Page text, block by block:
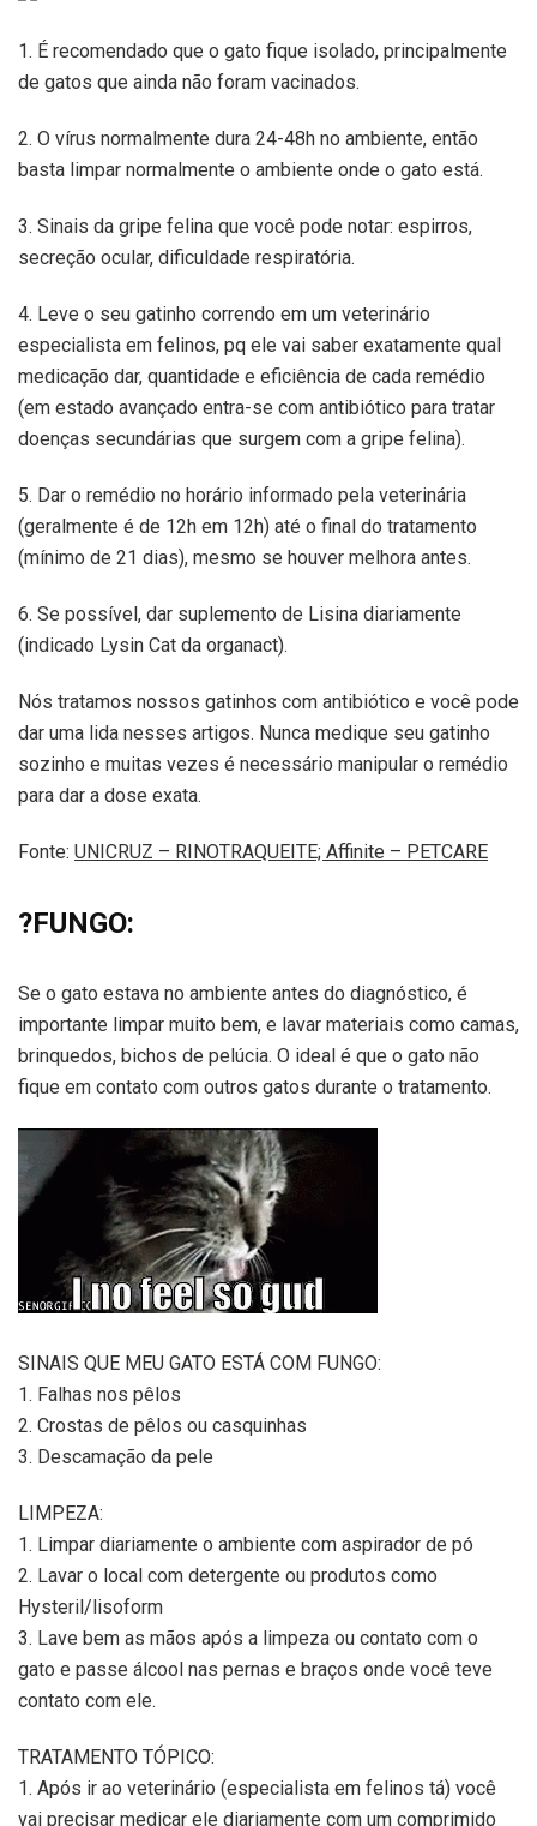
1. É recomendado que o gato fique isolado, principalmente
de gatos que ainda não foram vacinados.
2. O vírus normalmente dura 24-48h no ambiente, então
basta limpar normalmente o ambiente onde o gato está.
3. Sinais da gripe felina que você pode notar: espirros,
secreção ocular, dificuldade respiratória.
4. Leve o seu gatinho correndo em um veterinário
especialista em felinos, pq ele vai saber exatamente qual
medicação dar, quantidade e eficiência de cada remédio
(em estado avançado entra-se com antibiótico para tratar
doenças secundárias que surgem com a gripe felina).
5. Dar o remédio no horário informado pela veterinária
(geralmente é de 12h em 12h) até o final do tratamento
(mínimo de 21 dias), mesmo se houver melhora antes.
6. Se possível, dar suplemento de Lisina diariamente
(indicado Lysin Cat da organact).
Nós tratamos nossos gatinhos com antibiótico e você pode
dar uma lida nesses artigos. Nunca medique seu gatinho
sozinho e muitas vezes é necessário manipular o remédio
para dar a dose exata.
Fonte: UNICRUZ – RINOTRAQUEITE; Affinite – PETCARE
?FUNGO:
Se o gato estava no ambiente antes do diagnóstico, é
importante limpar muito bem, e lavar materiais como camas,
brinquedos, bichos de pelúcia. O ideal é que o gato não
fique em contato com outros gatos durante o tratamento.
SINAIS QUE MEU GATO ESTÁ COM FUNGO:
1. Falhas nos pêlos
2. Crostas de pêlos ou casquinhas
3. Descamação da pele
LIMPEZA:
1. Limpar diariamente o ambiente com aspirador de pó
2. Lavar o local com detergente ou produtos como
Hysteril/lisoform
3. Lave bem as mãos após a limpeza ou contato com o
gato e passe álcool nas pernas e braços onde você teve
contato com ele.
TRATAMENTO TÓPICO:
1. Após ir ao veterinário (especialista em felinos tá) você
vai precisar medicar ele diariamente com um comprimido